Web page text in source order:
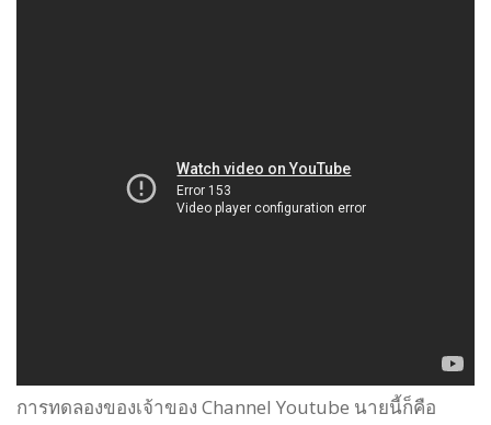
การทดลองของเจ้าของ Channel Youtube นายนี้ก็คือ